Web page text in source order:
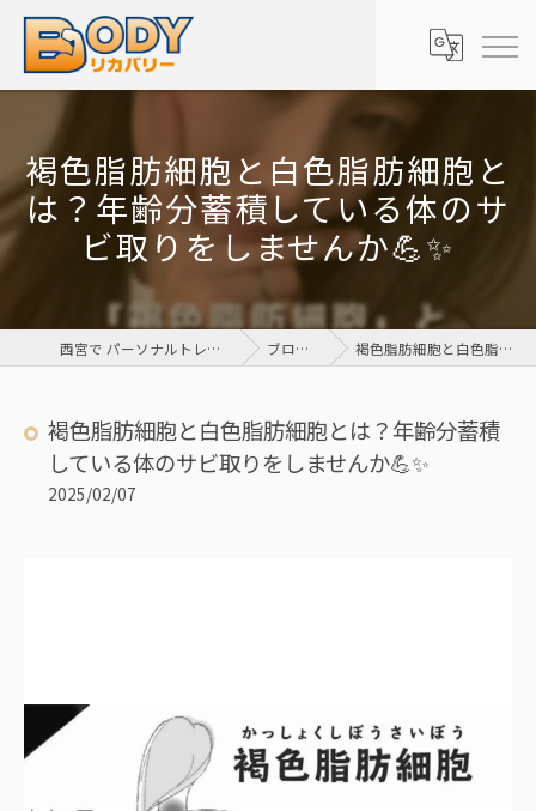
褐色脂肪細胞と白色脂肪細胞と
は？年齢分蓄積している体のサ
ビ取りをしませんか💪✨
西宮で パーソナルトレーニングとエステでダイエットをするなら Body リカバリー 栗山整骨院 ブログ（お知らせ・コラム） 褐色脂肪細胞と白色脂肪細胞とは？年齢分蓄積している体のサビ取りをしませんか💪✨
褐色脂肪細胞と白色脂肪細胞とは？年齢分蓄積
している体のサビ取りをしませんか💪✨
2025/02/07